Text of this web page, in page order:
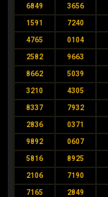
6849 3656
1591 7240
4765 0104
2582 9663
8662 5039
3210 4305
8337 7932
2836 0371
9892 0607
5816 8925
2106 7190
7165 2849